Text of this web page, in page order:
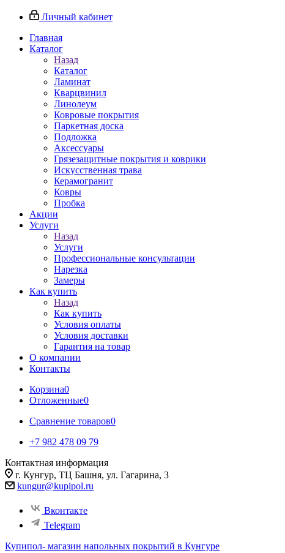
Личный кабинет
Главная
Каталог
Назад
Каталог
Ламинат
Кварцвинил
Линолеум
Ковровые покрытия
Паркетная доска
Подложка
Аксессуары
Грязезащитные покрытия и коврики
Искусственная трава
Керамогранит
Ковры
Пробка
Акции
Услуги
Назад
Услуги
Профессиональные консультации
Нарезка
Замеры
Как купить
Назад
Как купить
Условия оплаты
Условия доставки
Гарантия на товар
О компании
Контакты
Корзина0
Отложенные0
Сравнение товаров0
+7 982 478 09 79
Контактная информация
г. Кунгур, ТЦ Башня, ул. Гагарина, 3
kungur@kupipol.ru
Вконтакте
Telegram
Купипол- магазин напольных покрытий в Кунгуре